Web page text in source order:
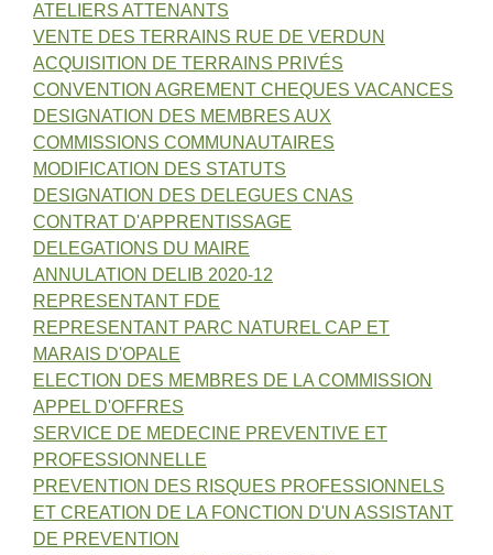
ATELIERS ATTENANTS
VENTE DES TERRAINS RUE DE VERDUN
ACQUISITION DE TERRAINS PRIVÉS
CONVENTION AGREMENT CHEQUES VACANCES
DESIGNATION DES MEMBRES AUX
COMMISSIONS COMMUNAUTAIRES
MODIFICATION DES STATUTS
DESIGNATION DES DELEGUES CNAS
CONTRAT D'APPRENTISSAGE
DELEGATIONS DU MAIRE
ANNULATION DELIB 2020-12
REPRESENTANT FDE
REPRESENTANT PARC NATUREL CAP ET
MARAIS D'OPALE
ELECTION DES MEMBRES DE LA COMMISSION
APPEL D'OFFRES
SERVICE DE MEDECINE PREVENTIVE ET
PROFESSIONNELLE
PREVENTION DES RISQUES PROFESSIONNELS
ET CREATION DE LA FONCTION D'UN ASSISTANT
DE PREVENTION